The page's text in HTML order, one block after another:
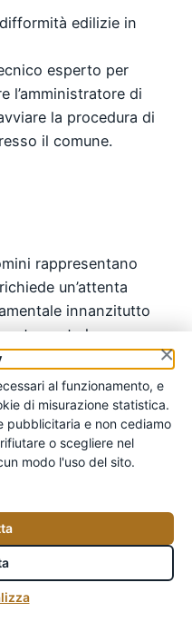
edilizie in
esperto per
l’amministratore di
la procedura di
il comune.
rappresentano
un’attenta
innanzitutto
le
di un
è necessario
tali difformità
dalla normativa
edilizia. In
soprattutto
comuni. È
per evitare
è consigliabile
diritto condominiale
×
al funzionamento, e
di misurazione statistica.
pubblicitaria e non cediamo
o scegliere nel
modo l'uso del sito.
♿